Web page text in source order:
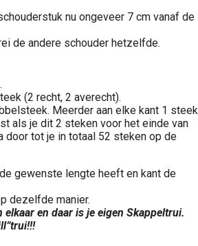
nu ongeveer 7 cm vanaf de
de andere schouder hetzelfde.
(2 recht, 2 averecht).
Meerder aan elke kant 1 steek
als je dit 2 steken voor het einde van
door tot je in totaal 52 steken op de
gewenste lengte heeft en kant de
dezelfde manier.
elkaar en daar is je eigen Skappeltrui.